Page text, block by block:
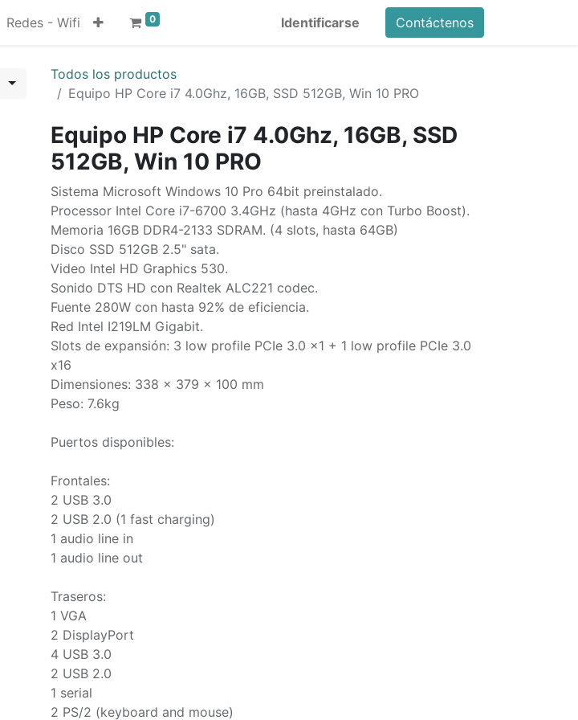
Redes - Wifi 0 Identificarse Contáctenos
Todos los productos
Equipo HP Core i7 4.0Ghz, 16GB, SSD 512GB, Win 10 PRO
Equipo HP Core i7 4.0Ghz, 16GB, SSD
512GB, Win 10 PRO
Sistema Microsoft Windows 10 Pro 64bit preinstalado.
Processor Intel Core i7-6700 3.4GHz (hasta 4GHz con Turbo Boost).
Memoria 16GB DDR4-2133 SDRAM. (4 slots, hasta 64GB)
Disco SSD 512GB 2.5" sata.
Video Intel HD Graphics 530.
Sonido DTS HD con Realtek ALC221 codec.
Fuente 280W con hasta 92% de eficiencia.
Red Intel I219LM Gigabit.
Slots de expansión: 3 low profile PCIe 3.0 x1 + 1 low profile PCIe 3.0
x16
Dimensiones: 338 x 379 x 100 mm
Peso: 7.6kg
Puertos disponibles:
Frontales:
2 USB 3.0
2 USB 2.0 (1 fast charging)
1 audio line in
1 audio line out
Traseros:
1 VGA
2 DisplayPort
4 USB 3.0
2 USB 2.0
1 serial
2 PS/2 (keyboard and mouse)